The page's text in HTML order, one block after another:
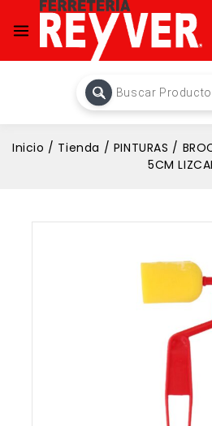
Inicio / Tienda / PINTURAS /
5CM